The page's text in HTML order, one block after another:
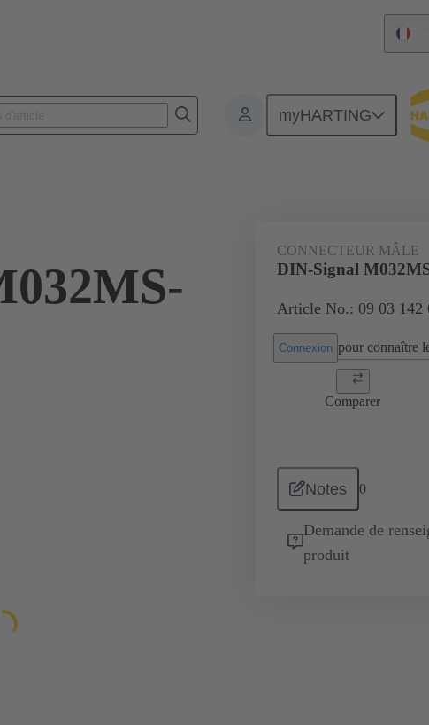
myHARTING
Connecteurs carte à carte Produits
CONNECTEUR MÂLE
DIN-Signal
Article No.: 09 03 142
Connexion pour connaître
Comparer
Notes 0
Demande de
produit